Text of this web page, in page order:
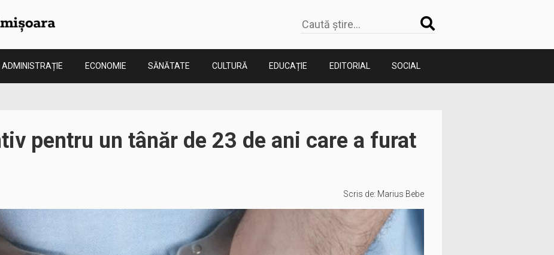
ADMINISTRAȚIE ECONOMIE SĂNĂTATE CULTURĂ EDUCAȚIE EDITORIAL SOCIAL
pentru un tânăr de 23 de ani care a furat
Scris de: Marius Bebe